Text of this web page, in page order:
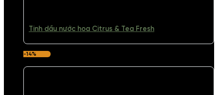
Tinh dầu nước hoa Citrus & Tea Fresh
-14%